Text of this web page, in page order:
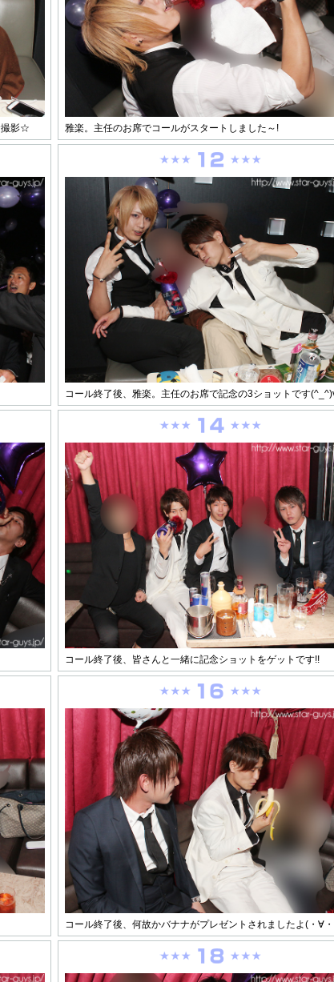
撮影☆ 雅楽。主任のお席でコールがスタートしました～!
コール終了後、雅楽。主任のお席で記念の3ショットです
コール終了後、皆さんと一緒に記念ショットをゲットです!!
コール終了後、何故かバナナがプレゼントされましたよ(・∀